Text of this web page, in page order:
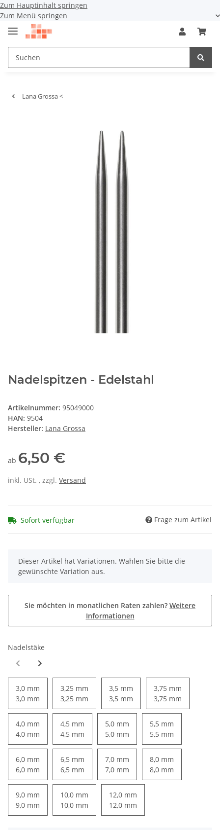
Zum Hauptinhalt springen
Zum Menü springen
Lana Grossa <
Nadelspitzen - Edelstahl
Artikelnummer: 95049000
HAN: 9504
Hersteller: Lana Grossa
ab 6,50 €
inkl. USt. , zzgl. Versand
Sofort verfügbar Frage zum Artikel
x
Dieser Artikel hat Variationen. Wählen Sie bitte die
gewünschte Variation aus.
Sie möchten in monatlichen Raten zahlen? Weitere
Informationen
Nadelstäke
3,0 mm
3,0 mm
3,25 mm
3,25 mm
3,5 mm
3,5 mm
3,75 mm
3,75 mm
4,0 mm
4,0 mm
4,5 mm
4,5 mm
5,0 mm
5,0 mm
5,5 mm
5,5 mm
6,0 mm
6,0 mm
6,5 mm
6,5 mm
7,0 mm
7,0 mm
8,0 mm
8,0 mm
9,0 mm
9,0 mm
10,0 mm
10,0 mm
12,0 mm
12,0 mm